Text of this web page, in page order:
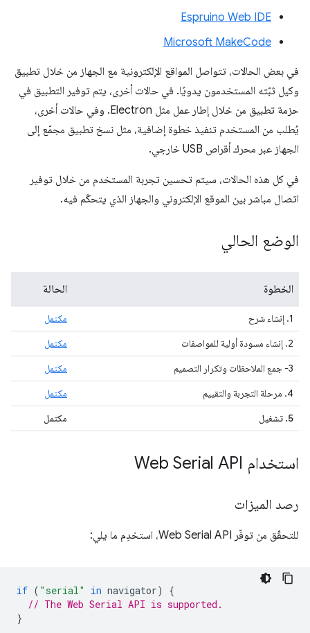
Espruino Web IDE
Microsoft MakeCode
في بعض الحالات، تتواصل المواقع الإلكترونية مع الجهاز من خلال تطبيق
وكيل ثبّته المستخدمون يدويًا. في حالات أخرى، يتم توفير التطبيق في
حزمة تطبيق من خلال إطار عمل مثل Electron. وفي حالات أخرى،
يُطلب من المستخدم تنفيذ خطوة إضافية، مثل نسخ تطبيق مجمّع إلى
الجهاز عبر محرك أقراص USB خارجي.
في كل هذه الحالات، سيتم تحسين تجربة المستخدم من خلال توفير
اتصال مباشر بين الموقع الإلكتروني والجهاز الذي يتحكّم فيه.
الوضع الحالي
الخطوة الحالة
1. إنشاء شرح
مكتمل
2. إنشاء مسودة أولية للمواصفات
مكتمل
3- جمع الملاحظات وتكرار التصميم
مكتمل
4. مرحلة التجربة والتقييم
مكتمل
5. تشغيل
مكتمل
استخدام Web Serial API
رصد الميزات
للتحقّق من توفّر Web Serial API، استخدِم ما يلي:
if ( "serial" in navigator)
{
// The Web Serial API is supported.
}